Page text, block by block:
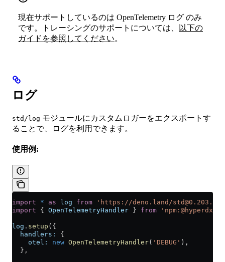
現在サポートしているのは OpenTelemetry ログ のみ
です。トレーシングのサポートについては、
以下の
ガイドを参照してください。
ログ
std/log モジュールにカスタムロガーをエクスポートす
ることで、ログを利用できます。
使用例:
import * as log from 'https://deno.land/std@0.203.0/
import { OpenTelemetryHandler } from 'npm:@hyperdx/
log . setup ({
  handlers:
{
    otel:
new OpenTelemetryHandler( 'DEBUG' ),
  },